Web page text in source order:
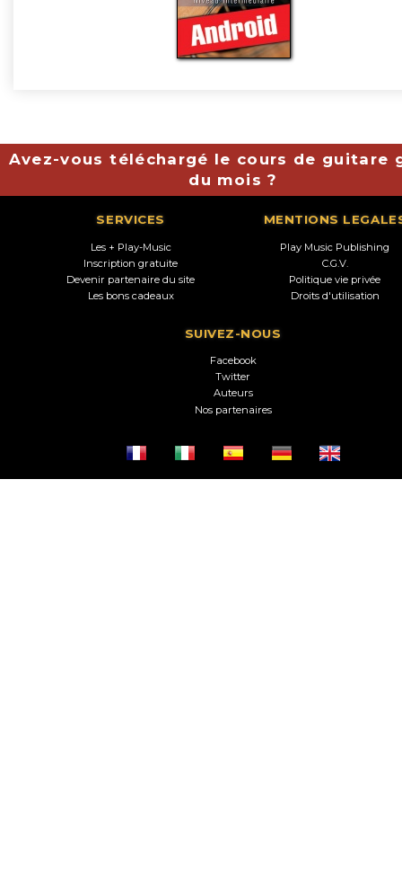
Avez-vous téléchargé le cours de guitare
du mois ?
SERVICES
Les + Play-Music
Inscription gratuite
Devenir partenaire du site
Les bons cadeaux
MENTIONS
Play Music Publishing
C.G.V.
Politique vie privée
Droits d'utilisation
SUIVEZ-NOUS
Facebook
Twitter
Auteurs
Nos partenaires